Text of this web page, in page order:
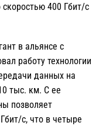
400 Гбит/с
в альянсе с
работу технологии
данных на
тыс. км. С ее
позволяет
с, что в четыре